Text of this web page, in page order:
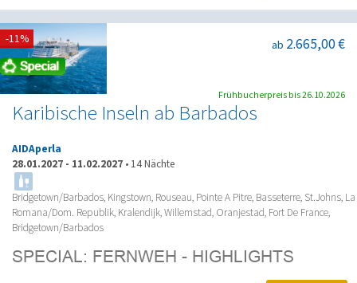
Karibische Inseln ab Barbados
ab 2.665,00 €
AIDAperla
28.01.2027 - 11.02.2027 • 14 Nächte
Bridgetown/Barbados, Kingstown, Rouseau, Pointe A Pitre, Basseterre, St.Johns, La
Romana/Dom. Republik, Kralendijk, Willemstad, Oranjestad, Fort De France,
Bridgetown/Barbados
-11%
Frühbucherpreis bis 26.10.2026